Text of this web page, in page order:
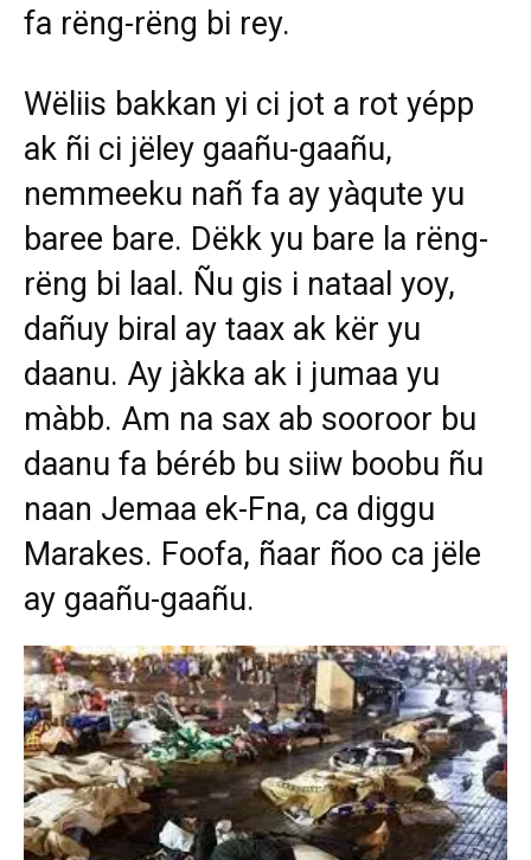
fa rëng-rëng bi rey.
Wëliis bakkan yi ci jot a rot yépp
ak ñi ci jëley gaañu-gaañu,
nemmeeku nañ fa ay yàqute yu
baree bare. Dëkk yu bare la rëng-
rëng bi laal. Ñu gis i nataal yoy,
dañuy biral ay taax ak kër yu
daanu. Ay jàkka ak i jumaa yu
màbb. Am na sax ab sooroor bu
daanu fa béréb bu siiw boobu ñu
naan Jemaa ek-Fna, ca diggu
Marakes. Foofa, ñaar ñoo ca jële
ay gaañu-gaañu.